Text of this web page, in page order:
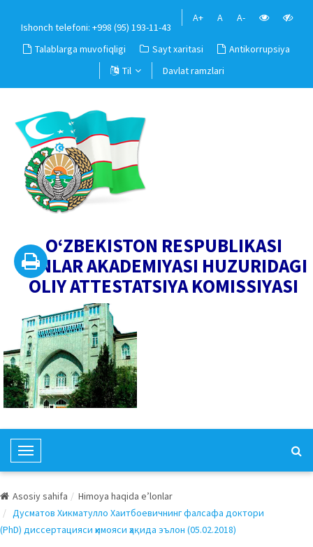
Ishonch telefoni: +998 (95) 193-11-43
A+ A A-
Talablarga muvofiqligi Sayt xaritasi
Antikorrupsiya
Til
Davlat ramzlari
O‘ZBEKISTON RESPUBLIKASI
FANLAR AKADEMIYASI HUZURIDAGI
OLIY ATTESTATSIYA KOMISSIYASI
T
o
g
l
e
Asosiy sahifa
Himoya haqida e’lonlar
Дусматов Хикматулло Хаитбоевичнинг фалсафа доктори
(PhD) диссертацияси ҳимояси ҳақида эълон (05.02.2018)